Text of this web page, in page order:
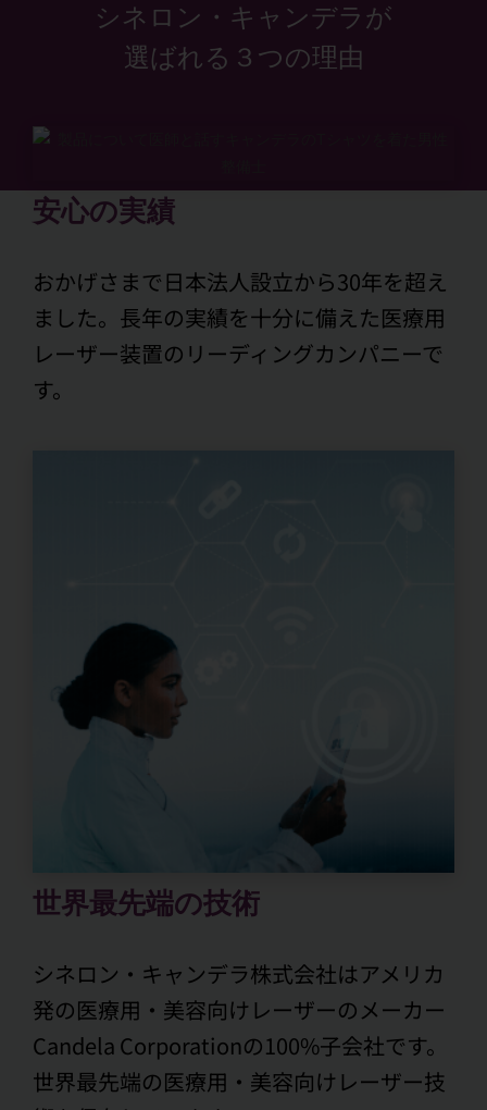
シネロン・キャンデラが
選ばれる３つの理由
安心の実績
おかげさまで日本法人設立から30年を超え
ました。長年の実績を十分に備えた医療用
レーザー装置のリーディングカンパニーで
す。
世界最先端の技術
シネロン・キャンデラ株式会社はアメリカ
発の医療用・美容向けレーザーのメーカー
Candela Corporationの100%子会社です。
世界最先端の医療用・美容向けレーザー技